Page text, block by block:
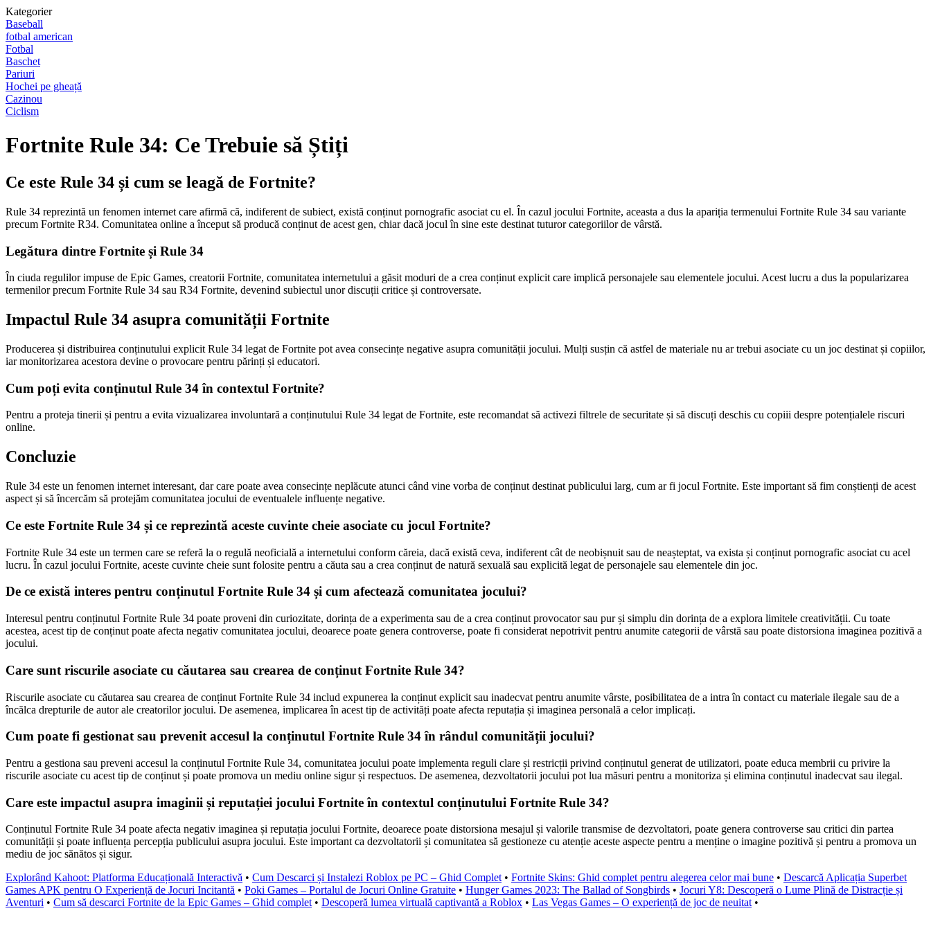
Kategorier
Baseball
fotbal american
Fotbal
Baschet
Pariuri
Hochei pe gheață
Cazinou
Ciclism
Fortnite Rule 34: Ce Trebuie să Știți
Ce este Rule 34 și cum se leagă de Fortnite?
Rule 34 reprezintă un fenomen internet care afirmă că, indiferent de subiect, există conținut pornografic asociat cu el. În cazul jocului Fortnite, aceasta a dus la apariția termenului Fortnite Rule 34 sau variante
precum Fortnite R34. Comunitatea online a început să producă conținut de acest gen, chiar dacă jocul în sine este destinat tuturor categoriilor de vârstă.
Legătura dintre Fortnite și Rule 34
În ciuda regulilor impuse de Epic Games, creatorii Fortnite, comunitatea internetului a găsit moduri de a crea conținut explicit care implică personajele sau elementele jocului. Acest lucru a dus la popularizarea
termenilor precum Fortnite Rule 34 sau R34 Fortnite, devenind subiectul unor discuții critice și controversate.
Impactul Rule 34 asupra comunității Fortnite
Producerea și distribuirea conținutului explicit Rule 34 legat de Fortnite pot avea consecințe negative asupra comunității jocului. Mulți susțin că astfel de materiale nu ar trebui asociate cu un joc destinat și copiilor,
iar monitorizarea acestora devine o provocare pentru părinți și educatori.
Cum poți evita conținutul Rule 34 în contextul Fortnite?
Pentru a proteja tinerii și pentru a evita vizualizarea involuntară a conținutului Rule 34 legat de Fortnite, este recomandat să activezi filtrele de securitate și să discuți deschis cu copiii despre potențialele riscuri
online.
Concluzie
Rule 34 este un fenomen internet interesant, dar care poate avea consecințe neplăcute atunci când vine vorba de conținut destinat publicului larg, cum ar fi jocul Fortnite. Este important să fim conștienți de acest
aspect și să încercăm să protejăm comunitatea jocului de eventualele influențe negative.
Ce este Fortnite Rule 34 și ce reprezintă aceste cuvinte cheie asociate cu jocul Fortnite?
Fortnite Rule 34 este un termen care se referă la o regulă neoficială a internetului conform căreia, dacă există ceva, indiferent cât de neobișnuit sau de neașteptat, va exista și conținut pornografic asociat cu acel
lucru. În cazul jocului Fortnite, aceste cuvinte cheie sunt folosite pentru a căuta sau a crea conținut de natură sexuală sau explicită legat de personajele sau elementele din joc.
De ce există interes pentru conținutul Fortnite Rule 34 și cum afectează comunitatea jocului?
Interesul pentru conținutul Fortnite Rule 34 poate proveni din curiozitate, dorința de a experimenta sau de a crea conținut provocator sau pur și simplu din dorința de a explora limitele creativității. Cu toate
acestea, acest tip de conținut poate afecta negativ comunitatea jocului, deoarece poate genera controverse, poate fi considerat nepotrivit pentru anumite categorii de vârstă sau poate distorsiona imaginea pozitivă a
jocului.
Care sunt riscurile asociate cu căutarea sau crearea de conținut Fortnite Rule 34?
Riscurile asociate cu căutarea sau crearea de conținut Fortnite Rule 34 includ expunerea la conținut explicit sau inadecvat pentru anumite vârste, posibilitatea de a intra în contact cu materiale ilegale sau de a
încălca drepturile de autor ale creatorilor jocului. De asemenea, implicarea în acest tip de activități poate afecta reputația și imaginea personală a celor implicați.
Cum poate fi gestionat sau prevenit accesul la conținutul Fortnite Rule 34 în rândul comunității jocului?
Pentru a gestiona sau preveni accesul la conținutul Fortnite Rule 34, comunitatea jocului poate implementa reguli clare și restricții privind conținutul generat de utilizatori, poate educa membrii cu privire la
riscurile asociate cu acest tip de conținut și poate promova un mediu online sigur și respectuos. De asemenea, dezvoltatorii jocului pot lua măsuri pentru a monitoriza și elimina conținutul inadecvat sau ilegal.
Care este impactul asupra imaginii și reputației jocului Fortnite în contextul conținutului Fortnite Rule 34?
Conținutul Fortnite Rule 34 poate afecta negativ imaginea și reputația jocului Fortnite, deoarece poate distorsiona mesajul și valorile transmise de dezvoltatori, poate genera controverse sau critici din partea
comunității și poate influența percepția publicului asupra jocului. Este important ca dezvoltatorii și comunitatea să gestioneze cu atenție aceste aspecte pentru a menține o imagine pozitivă și pentru a promova un
mediu de joc sănătos și sigur.
Explorând Kahoot: Platforma Educațională Interactivă • Cum Descarci și Instalezi Roblox pe PC – Ghid Complet• Fortnite Skins: Ghid complet pentru alegerea celor mai bune • Descarcă Aplicația Superbet
Games APK pentru O Experiență de Jocuri Incitantă • Poki Games – Portalul de Jocuri Online Gratuite • Hunger Games 2023: The Ballad of Songbirds • Jocuri Y8: Descoperă o Lume Plină de Distracție și
Aventuri • Cum să descarci Fortnite de la Epic Games – Ghid complet• Descoperă lumea virtuală captivantă a Roblox • Las Vegas Games – O experiență de joc de neuitat•